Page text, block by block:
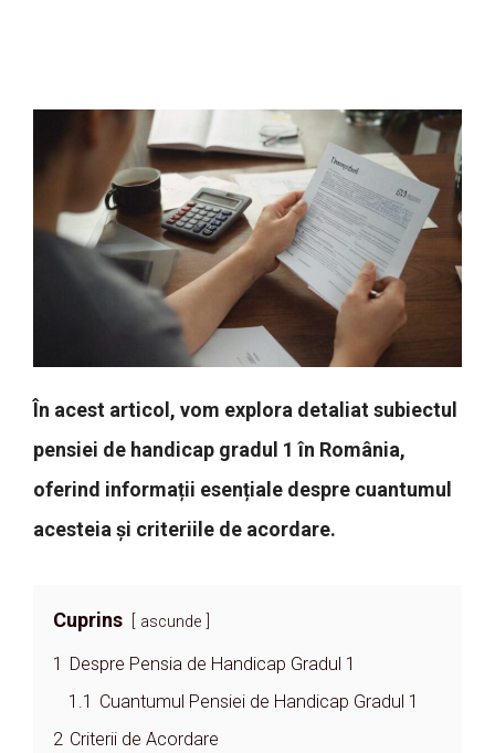
În acest articol, vom explora detaliat subiectul
pensiei de handicap gradul 1 în România,
oferind informații esențiale despre cuantumul
acesteia și criteriile de acordare.
Cuprins ascunde
1
Despre Pensia de Handicap Gradul 1
1.1 Cuantumul Pensiei de Handicap Gradul 1
2 Criterii de Acordare